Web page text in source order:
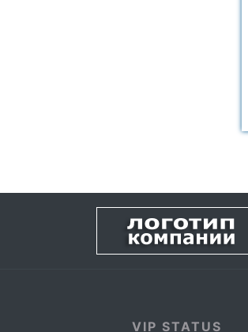
VIP STATUS